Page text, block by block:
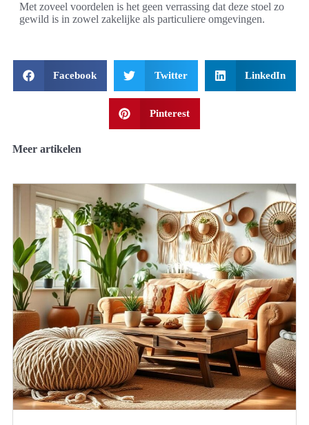
Met zoveel voordelen is het geen verrassing dat deze stoel zo
gewild is in zowel zakelijke als particuliere omgevingen.
Facebook Twitter LinkedIn
Pinterest
Meer artikelen